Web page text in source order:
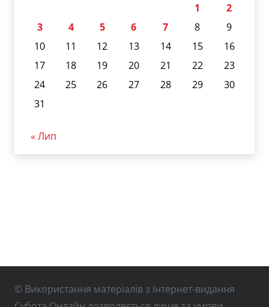
1
2
3
4 5 6 7 8
9
10
11 12 13 14 15
16
17
18 19 20 21 22
23
24
25 26 27 28 29
30
31
« Лип
© Використання матеріалів з інтернет-видання